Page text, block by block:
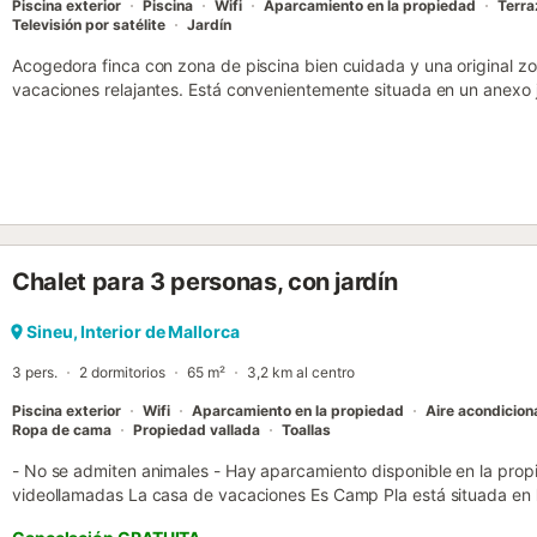
Piscina exterior Piscina Wifi Aparcamiento en la propiedad
Televisión por satélite
Jardín
Acogedora finca con zona de piscina bien cuidada y una original
vacaciones relajantes. Está convenientemente situada en un
o refrésquese con un chapuzón en el agua fresca. El dormitorio
redonda. En la 1ª planta hay un cuarto de ducha moderno y
sótano. Grados en la casa. Grupos (excepto familias y parejas de
ofrecen frutas, verduras, todo tipo de ofertas de mercado e incluso
bonito paseo en coche hasta el famoso monasterio de Lluc, en lo
Chalet para 3 personas, con jardín
Sineu, Interior de Mallorca
3 pers. 2 dormitorios 65 m² 3,2 km al centro
Piscina exterior Wifi Aparcamiento en la propiedad Aire
Ropa de cama
Propiedad vallada Toallas
- No se admiten animales - Hay aparcamiento disponible en la
videollamadas La casa de vacaciones Es Camp Pla está situada